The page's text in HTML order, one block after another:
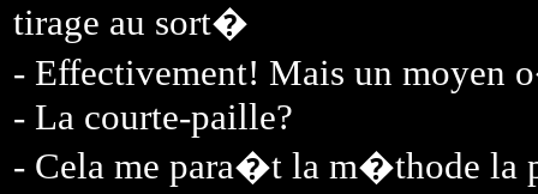
tirage au sort�
- Effectivement! Mais un
- La courte-paille?
- Cela me para�t la m�thode